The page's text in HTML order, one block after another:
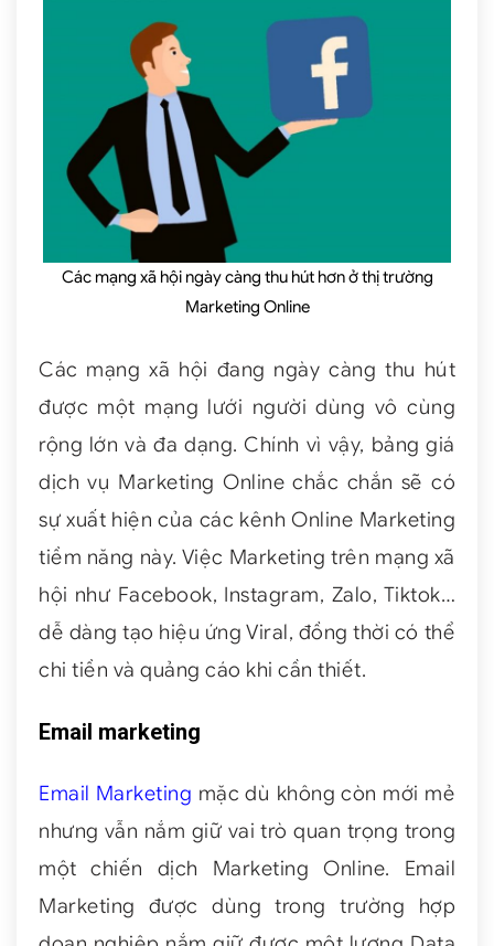
Các mạng xã hội ngày càng thu hút hơn ở thị trường
Marketing Online
Các mạng xã hội đang ngày càng thu hút
được một mạng lưới người dùng vô cùng
rộng lớn và đa dạng. Chính vì vậy, bảng giá
dịch vụ Marketing Online chắc chắn sẽ có
sự xuất hiện của các kênh Online Marketing
tiềm năng này. Việc Marketing trên mạng xã
hội như Facebook, Instagram, Zalo, Tiktok…
dễ dàng tạo hiệu ứng Viral, đồng thời có thể
chi tiền và quảng cáo khi cần thiết.
Email marketing
Email Marketing mặc dù không còn mới mẻ
nhưng vẫn nắm giữ vai trò quan trọng trong
một chiến dịch Marketing Online. Email
Marketing được dùng trong trường hợp